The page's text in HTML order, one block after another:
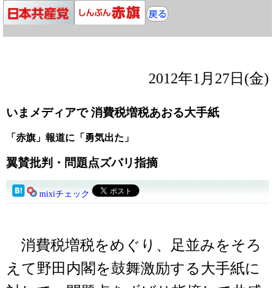
2012年1月27日(金)
いまメディアで 消費税増税あおる大手紙
「赤旗」報道に「勇気出た」
翼賛批判・問題点ズバリ指摘
mixiチェック
消費税増税をめぐり、足並みをそろ
えて野田内閣を鼓舞激励する大手紙に